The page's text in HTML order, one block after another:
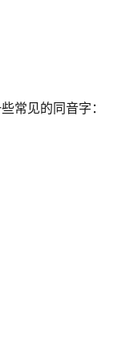
常见的同音字：